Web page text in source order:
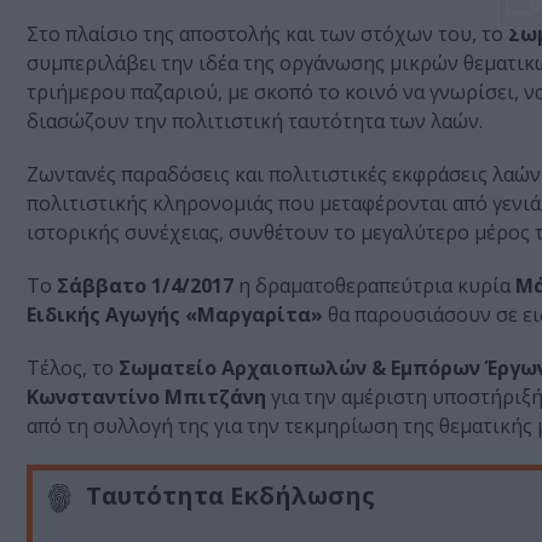
Στο πλαίσιο της αποστολής και των στόχων του, το
συμπεριλάβει την ιδέα της οργάνωσης μικρών
τριήμερου παζαριού, με σκοπό το κοινό να γνωρίσει,
διασώζουν την πολιτιστική ταυτότητα των λαών.
Ζωντανές παραδόσεις και πολιτιστικές εκφράσεις
πολιτιστικής κληρονομιάς που μεταφέρονται από
ιστορικής συνέχειας, συνθέτουν το μεγαλύτερο
Το Σάββατο 1/4/2017 η δραματοθεραπεύτρια κυρία
Ειδικής Αγωγής «Μαργαρίτα» θα παρουσιάσουν σε
Τέλος, το Σωματείο Αρχαιοπωλών & Εμπόρων
Κωνσταντίνο Μπιτζάνη για την αμέριστη
από τη συλλογή της για την τεκμηρίωση της θεματικής
Ταυτότητα Εκδήλωσης